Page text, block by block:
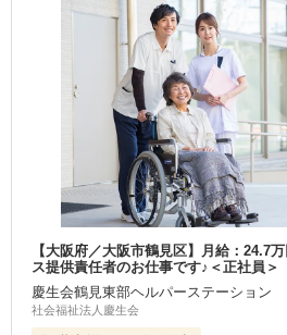
【大阪府／大阪市鶴見区】月給：24.7
ス提供責任者のお仕事です♪＜正社員＞
慶生会鶴見東部ヘルパーステーション
社会福祉法人慶生会